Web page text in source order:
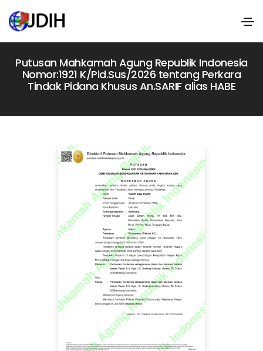
Putusan Mahkamah Agung Republik Indonesia
Nomor:1921 K/Pid.Sus/2026 tentang Perkara
Tindak Pidana Khusus An.SARIF alias HABE